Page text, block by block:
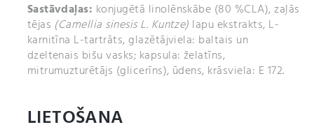
Sastāvdaļas: konjugētā linolēnskābe (80 %CLA), zaļās
tējas (Camellia sinesis L. Kuntze) lapu ekstrakts, L-
karnitīna L-tartrāts, glazētājviela: baltais un
dzeltenais bišu vasks; kapsula: želatīns,
mitrumuzturētājs (glicerīns), ūdens, krāsviela: E 172.
LIETOŠANA